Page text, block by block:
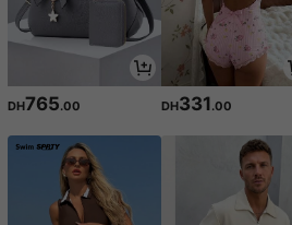
DH765.00 DH331.00